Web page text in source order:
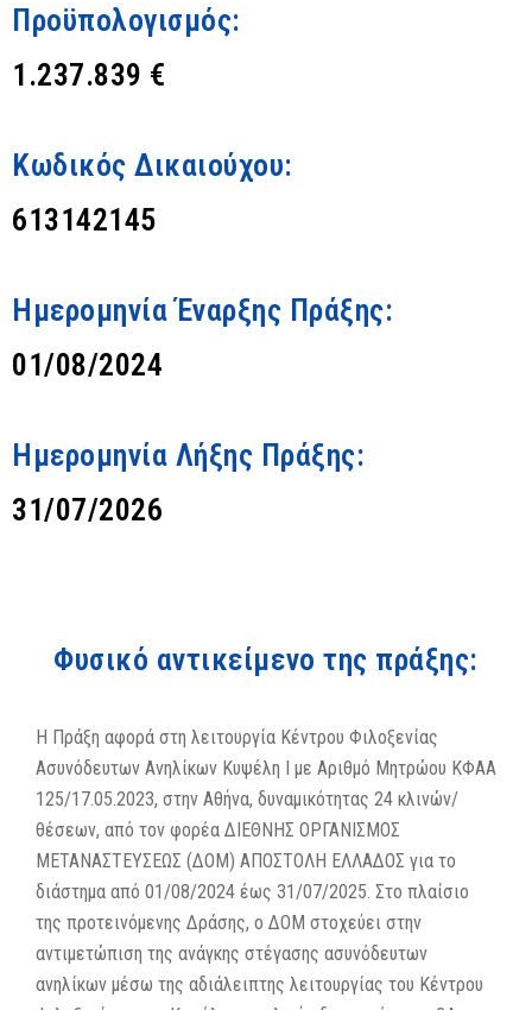
Προϋπολογισμός:
1.237.839 €
Κωδικός Δικαιούχου:
613142145
Ημερομηνία Έναρξης Πράξης:
01/08/2024
Ημερομηνία Λήξης Πράξης:
31/07/2026
Φυσικό αντικείμενο της πράξης:
Η Πράξη αφορά στη λειτουργία Κέντρου Φιλοξενίας
Ασυνόδευτων Ανηλίκων Κυψέλη Ι με Αριθμό Μητρώου ΚΦΑΑ
125/17.05.2023, στην Αθήνα, δυναμικότητας 24 κλινών/
θέσεων, από τον φορέα ΔΙΕΘΝΗΣ ΟΡΓΑΝΙΣΜΟΣ
ΜΕΤΑΝΑΣΤΕΥΣΕΩΣ (ΔΟΜ) ΑΠΟΣΤΟΛΗ ΕΛΛΑΔΟΣ για το
διάστημα από 01/08/2024 έως 31/07/2025. Στο πλαίσιο
της προτεινόμενης Δράσης, ο ΔΟΜ στοχεύει στην
αντιμετώπιση της ανάγκης στέγασης ασυνόδευτων
ανηλίκων μέσω της αδιάλειπτης λειτουργίας του Κέντρου